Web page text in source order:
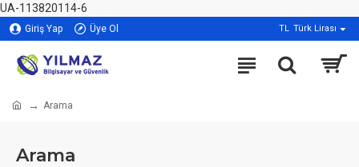
UA-113820114-6
Giriş Yap Üye Ol TL Türk Lirası
Arama
Arama